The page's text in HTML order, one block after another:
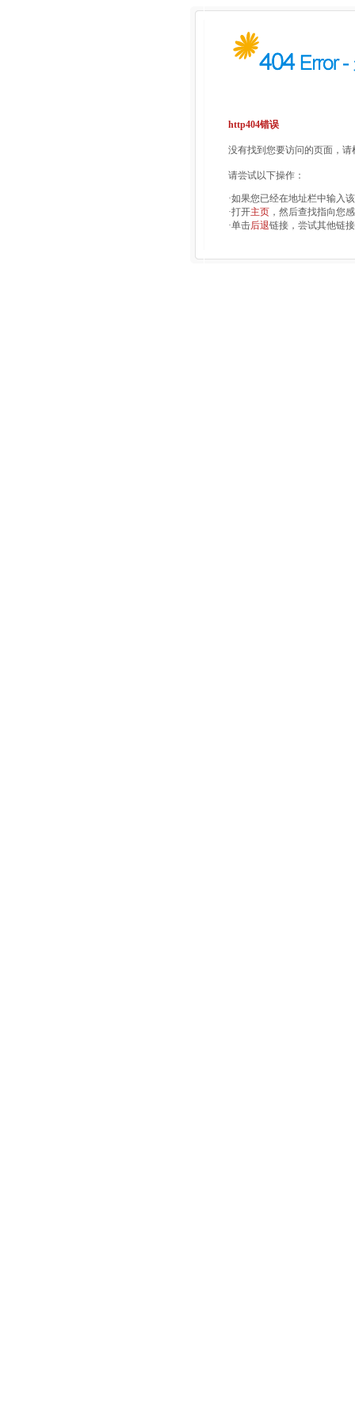
http404错误
没有找到您要访问的页面，
请尝试以下操作：
·如果您已经在地址栏中输入
·打开主页 ，然后查找指向您
·单击后退链接，尝试其他链